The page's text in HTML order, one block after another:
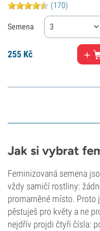
(170)
Semena 3
255 Kč
Jak si vybrat
Feminizovaná semena
vždy samičí rostliny:
promarněné místo.
pěstuješ pro květy a ne
nejdřív projdi čtyři čísla: